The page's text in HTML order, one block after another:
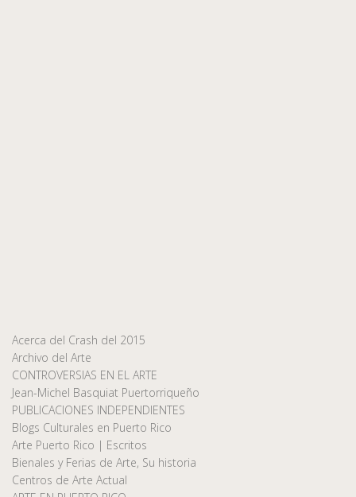
Acerca del Crash del 2015
Archivo del Arte
CONTROVERSIAS EN EL ARTE
Jean-Michel Basquiat Puertorriqueño
PUBLICACIONES INDEPENDIENTES
Blogs Culturales en Puerto Rico
Arte Puerto Rico | Escritos
Bienales y Ferias de Arte, Su historia
Centros de Arte Actual